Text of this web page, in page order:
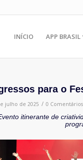
INÍCIO APP BRASIL
para o
julho de 2025 / 0 Comentários
itinerante de